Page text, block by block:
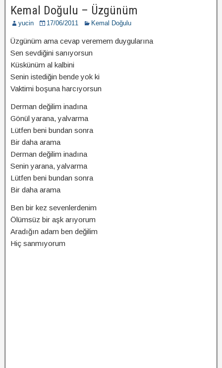
Kemal Doğulu – Üzgünüm
yucin 17/06/2011 Kemal Doğulu
Üzgünüm ama cevap veremem duygularına
Sen sevdiğini sanıyorsun
Küskünüm al kalbini
Senin istediğin bende yok ki
Vaktimi boşuna harcıyorsun
Derman değilim inadına
Gönül yarana, yalvarma
Lütfen beni bundan sonra
Bir daha arama
Derman değilim inadına
Senin yarana, yalvarma
Lütfen beni bundan sonra
Bir daha arama
Ben bir kez sevenlerdenim
Ölümsüz bir aşk arıyorum
Aradığın adam ben değilim
Hiç sanmıyorum